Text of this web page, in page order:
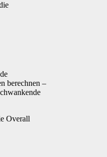
berechnen –
Overall